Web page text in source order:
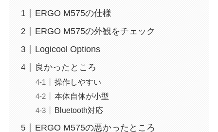
ERGO M575の仕様
ERGO M575の外観をチェック
Logicool Options
良かったところ
操作しやすい
本体自体が小型
Bluetooth対応
ERGO M575の悪かったところ